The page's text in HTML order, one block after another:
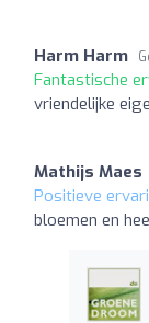
Harm Harm
Fantastische
vriendelijke
Mathijs Maes
Positieve
bloemen en